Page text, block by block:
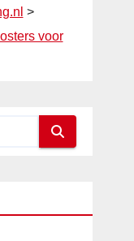
>
voor